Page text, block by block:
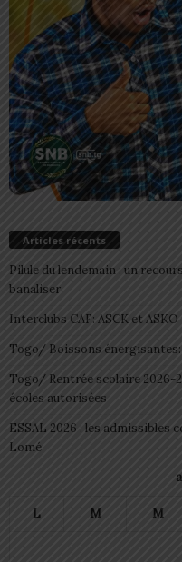
Articles récents
Pilule du lendemain : un
banaliser
Interclubs CAF: ASCK et
Togo/ Boissons
Togo/ Rentrée scolaire 2026-
écoles autorisées
ESSAL 2026 : les admissibles
Lomé
L M M